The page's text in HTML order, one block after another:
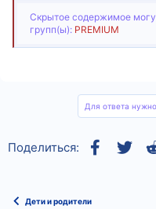
Скрытое содержимое
групп(ы): PREMIUM
Для ответа
Поделиться: Facebook
Дети и родители